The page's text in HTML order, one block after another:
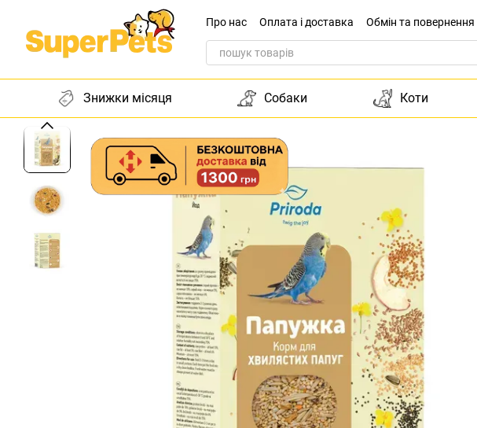
Перейти до основного контенту
Про нас Оплата і доставка Обмін та повернення
Звернення до директора
Знижки місяця Собаки Коти